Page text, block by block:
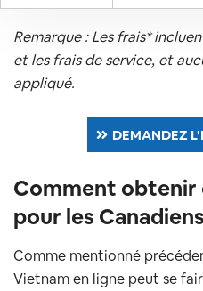
Remarque : Les frais*
et les frais de service, et
appliqué.
DEMANDEZ
Comment obtenir
pour les
Comme mentionné
Vietnam en ligne peut se